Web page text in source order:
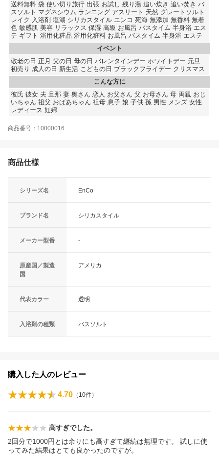
送料無料 袋 使い切り旅行 出張 お試し 残り湯 追い炊き 追い焚き バ
スソルト マグネシウム ランニング アスリート 天然 グレートソルト
レイク 入浴剤 塩湖 シリカスタイル エンコ 死海 無添加 無香料 無着
色 敏感肌 美容 リラックス 保湿 高級 お風呂 バスタイム 半身浴 エス
テ ギフト 浴用化粧品 浴用化粧料 お風呂 バスタイム 半身浴 エステ
イベント
敬老の日 正月 父の日 母の日 バレンタインデー ホワイトデー 元旦
初売り 成人の日 新生活 こどもの日 ブラックフライデー クリスマス
こんな方に
彼氏 彼女 夫 旦那 妻 奥さん 恋人 お父さん 父 お母さん 母 両親 おじ
いちゃん 祖父 おばあちゃん 祖母 息子 娘 子供 孫 男性 メンズ 女性
レディース 妊婦
商品番号：10000016
商品仕様
シリーズ名 EnCo
ブランド名 シリカスタイル
メーカー型番 -
原産国／製造
国
アメリカ
代表カラー 透明
入浴剤の種類 バスソルト
購入した人のレビュー
4.70 （ 10件）
高すぎでした。
2回分で1000円とは余りにも高すぎて継続は無理です。 試しに使
ってみた結果はとても良かったのですが。